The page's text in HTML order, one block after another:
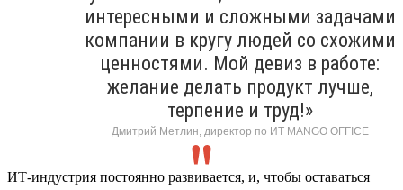
интересными и сложными задачами
компании в кругу людей со схожими
ценностями. Мой девиз в работе:
желание делать продукт лучше,
терпение и труд!»
Дмитрий Метлин, директор по ИТ MANGO OFFICE
ИТ-индустрия постоянно развивается, и, чтобы оставаться